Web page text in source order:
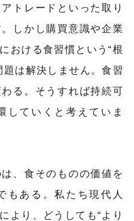
トレードといった取り
しかし購買意識や企業
おける食習慣という“根
題は解決しません。食習
る。そうすれば持続可
していくと考えていま
、食そのものの価値を
もある。私たち現代人
より、どうしても“より